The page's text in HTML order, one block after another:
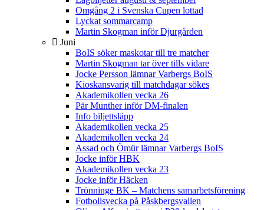
Omgång 2 i Svenska Cupen lottad
Lyckat sommarcamp
Martin Skogman inför Djurgården
Juni
BoIS söker maskotar till tre matcher
Martin Skogman tar över tills vidare
Jocke Persson lämnar Varbergs BoIS
Kioskansvarig till matchdagar sökes
Akademikollen vecka 26
Pär Munther inför DM-finalen
Info biljettsläpp
Akademikollen vecka 25
Akademikollen vecka 24
Assad och Ömür lämnar Varbergs BoIS
Jocke inför HBK
Akademikollen vecka 23
Jocke inför Häcken
Trönninge BK – Matchens samarbetsförening
Fotbollsvecka på Påskbergsvallen